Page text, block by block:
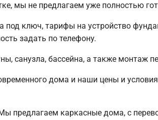
мы не предлагаем уже полностью
ключ, тарифы на устройство
задать по телефону.
санузла, бассейна, а также монтаж
дома и наши цены и условия
предлагаем каркасные дома, с